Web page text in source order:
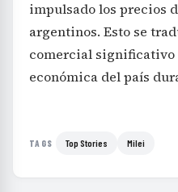
impulsado los precios
argentinos. Esto se
comercial significativo
económica del país
TAGS Top Stories Milei